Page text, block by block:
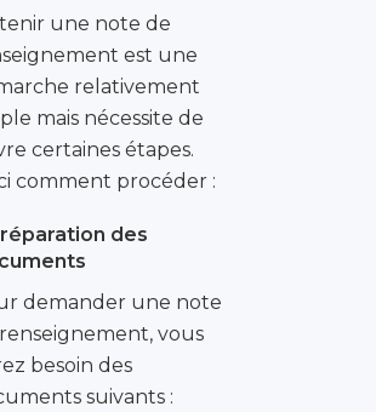
une note de
est une
relativement
mais nécessite de
certaines étapes.
comment procéder :
des
demander une note
vous
besoin des
suivants :